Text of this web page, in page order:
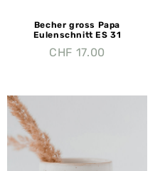
Becher gross Papa
Eulenschnitt ES 31
CHF 17.00